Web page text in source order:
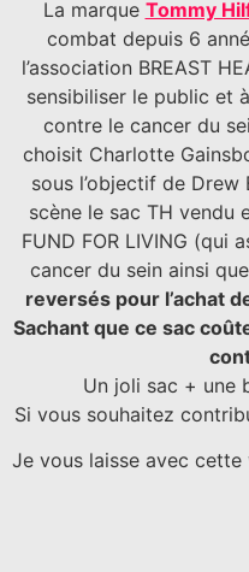
La marque Tommy
combat depuis 6
l’association BREAST
sensibiliser le public et
contre le cancer du
choisit Charlotte
sous l’objectif de
scène le sac TH
FUND FOR LIVING (qui
cancer du sein ainsi
reversés pour l’achat
Sachant que ce sac
Un joli sac + une
Si vous souhaitez
Je vous laisse avec